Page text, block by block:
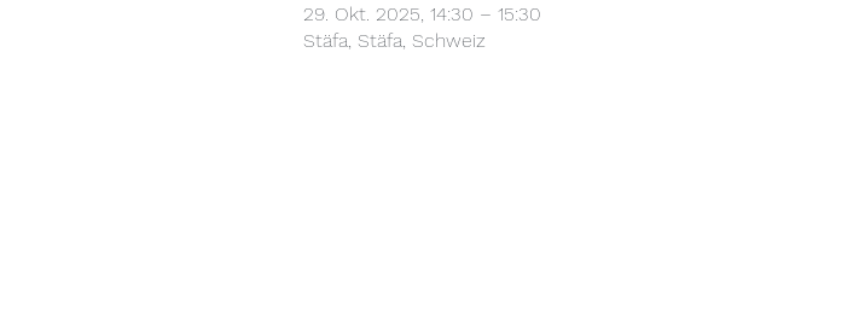
29. Okt. 2025, 14:30 – 15:30
Stäfa, Stäfa, Schweiz